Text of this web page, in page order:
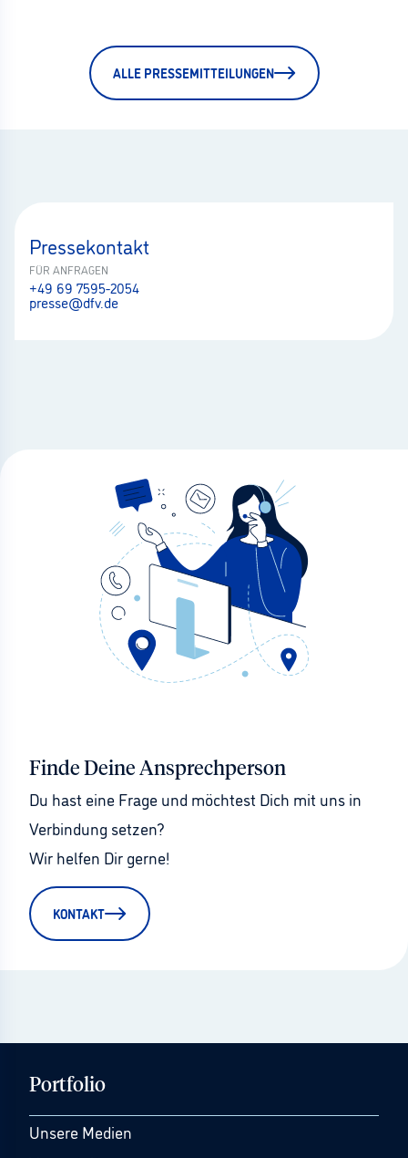
ALLE PRESSEMITTEILUNGEN
Pressekontakt
FÜR ANFRAGEN
+49 69 7595-2054
presse@dfv.de
Finde Deine Ansprechperson
Du hast eine Frage und möchtest Dich mit uns in
Verbindung setzen?
Wir helfen Dir gerne!
KONTAKT
Portfolio
Unsere Medien